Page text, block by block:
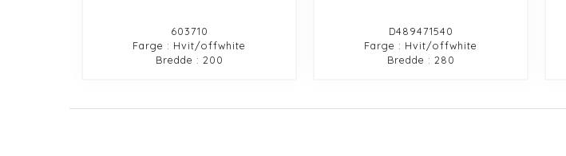
603710
Farge : Hvit/offwhite
Bredde : 200
D489471540
Farge : Hvit/offwhite
Bredde : 280